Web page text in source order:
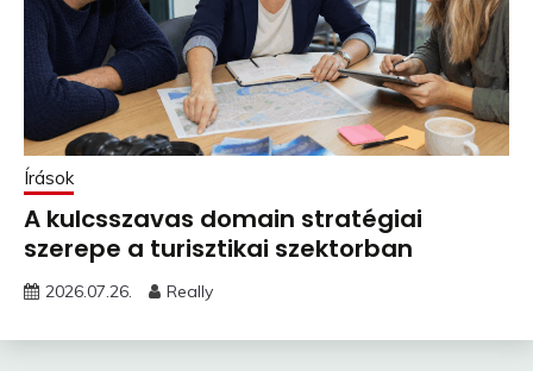
Írások
A kulcsszavas domain stratégiai
szerepe a turisztikai szektorban
2026.07.26. Really